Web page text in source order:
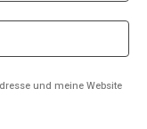
und meine Website